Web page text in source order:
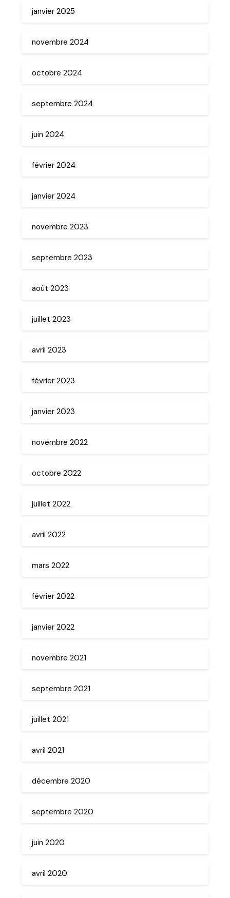
janvier 2025
novembre 2024
octobre 2024
septembre 2024
juin 2024
février 2024
janvier 2024
novembre 2023
septembre 2023
août 2023
juillet 2023
avril 2023
février 2023
janvier 2023
novembre 2022
octobre 2022
juillet 2022
avril 2022
mars 2022
février 2022
janvier 2022
novembre 2021
septembre 2021
juillet 2021
avril 2021
décembre 2020
septembre 2020
juin 2020
avril 2020